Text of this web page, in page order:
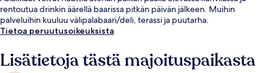
rentoutua drinkin äärellä baarissa pitkän päivän jälkeen. Muihin
palveluihin kuuluu välipalabaari/deli, terassi ja puutarha.
Tietoa peruutusoikeuksista
Lisätietoja tästä majoituspaikasta